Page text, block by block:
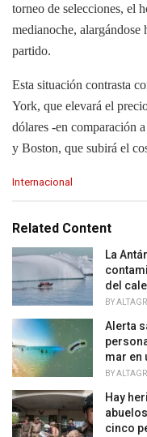
torneo de selecciones, el
medianoche, alargándose
partido.
Esta situación contrasta
York, que elevará el
dólares -en comparación
y Boston, que subirá el
C
e
o
i
Internacional
Related Content
La
del
BY
Alerta
mar en
BY
Hay
cinco